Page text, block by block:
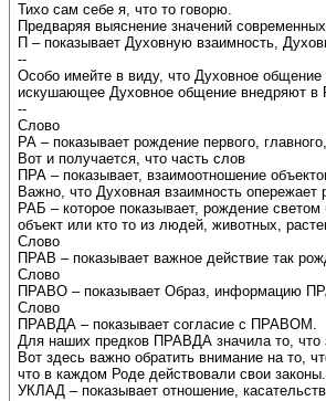
Тихо сам себе я, что то говорю.
Предваряя выяснение значений
П – показывает Духовную взаимность,
--
Особо имейте в виду, что Духовное
искушающее Духовное общение внедряют в
--
Слово
РА – показывает рождение первого,
Вот и получается, что часть слов
ПРА – показывает, взаимоотношение
Важно, что Духовная взаимность опережает
РАБ – которое показывает, рождение
объект или кто то из людей, животных,
Слово
ПРАВ – показывает важное действие так
Слово
ПРАВО – показывает Образ, информацию
Слово
ПРАВДА – показывает согласие с ПРАВОМ.
Для наших предков ПРАВДА значила то, что
Вот здесь важно обратить внимание на то,
что в каждом Роде действовали свои
УКЛАД – показывает отношение,